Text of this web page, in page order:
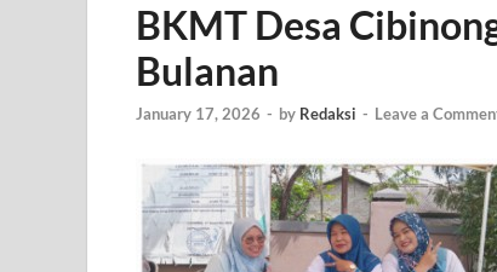
BKMT Desa
Bulanan
January 17, 2026 - by Redaksi - Leave a